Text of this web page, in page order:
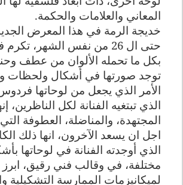
المعاني والعلامات والحكمة.
خديجة الرمة في هذا المعرض
حتى ال 26 من نفس الشهر،
بكل ما تحمله الألوان من عطف
توجد صورتها في أشكال ولحظات
الأمر الذي يجعل من لوحاتها
الذي تبتغيه الفنانة لكل الناظرين،
المجتهدة، والمناضلة، العطوفة
اجل ان يسعد الآخرون، انها ذلك
الذي أوجدته الفنانة في لوحاتها
مختلفة، في وقالب فني رقيق، ابرز
لميكانيزمات الممارسة التشكيلية